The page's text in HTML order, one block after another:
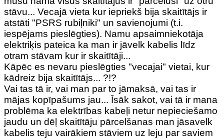
stāvu... Vecajā vieta kur iepriekš bija skaitītājs ir
atstāti "PSRS rubiļniki" un savienojumi (t.i.
iespējams pieslēgties). Namu apsaimniekotāja
elektriķis pateica ka man ir jāvelk kabelis līdz
otram stāvam kur ir skaitītāji...
Kāpēc es nevaru pieslēgties "vecajai" vietai, kur
kādreiz bija skaitītājs... ?!?
Vai tas tā ir, vai man par to jāmaksā, vai tas ir
mājas kopīpašums jau... Īsāk sakot, vai tā ir mana
problēma ka elektrības kabeļi netur nepieciešamo
jaudu un dēļ skaitītāju pārcelšanas man jāsavelk
kabelis teju vairākiem stāviem uz leju par saviem